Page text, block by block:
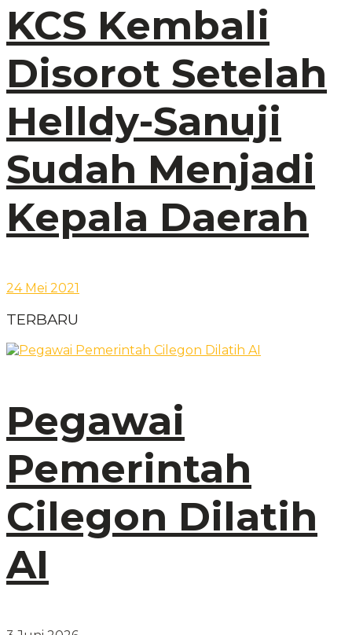
KCS Kembali
Disorot Setelah
Helldy-Sanuji
Sudah Menjadi
Kepala Daerah
24 Mei 2021
TERBARU
Pegawai
Pemerintah
Cilegon Dilatih
AI